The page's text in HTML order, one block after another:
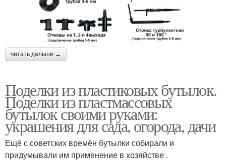
читать дальше →
Поделки из пластиковых бутылок.
Поделки из пластмассовых
бутылок своими руками:
украшения для сада, огорода, дачи
Ещё с советских времён бутылки собирали и
придумывали им применение в хозяйстве .